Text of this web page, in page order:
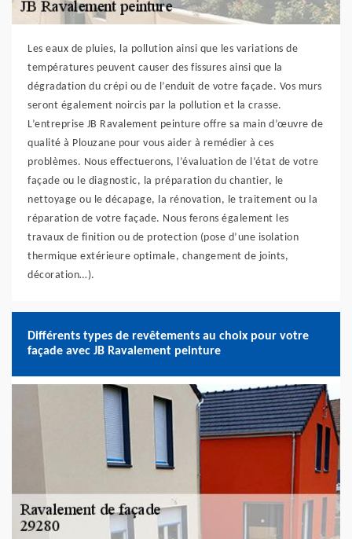
Les eaux de pluies, la pollution ainsi que les variations de
températures peuvent causer des fissures ainsi que la
dégradation du crépi ou de l’enduit de votre façade. Vos murs
seront également noircis par la pollution et la crasse.
L’entreprise JB Ravalement peinture offre sa main d’œuvre de
qualité à Plouzane pour vous aider à remédier à ces
problèmes. Nous effectuerons, l’évaluation de l’état de votre
façade ou le diagnostic, la préparation du chantier, le
nettoyage ou le décapage, la rénovation, le traitement ou la
réparation de votre façade. Nous ferons également les
travaux de finition ou de protection (pose d’une isolation
thermique extérieure optimale, changement de joints,
décoration…).
Différents types de revêtements au choix pour votre
façade avec JB Ravalement peinture